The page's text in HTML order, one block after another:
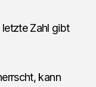
letzte Zahl gibt
kann